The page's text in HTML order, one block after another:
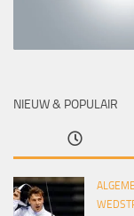
NIEUW & POPULAIR